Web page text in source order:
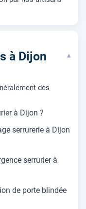
à Dijon ▾
des
à Dijon ?
serrurerie à Dijon
serrurier à
de porte blindée